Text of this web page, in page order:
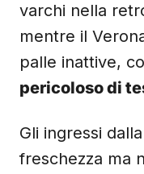
varchi nella
mentre il
palle inattive,
pericoloso di
Gli ingressi
freschezza ma